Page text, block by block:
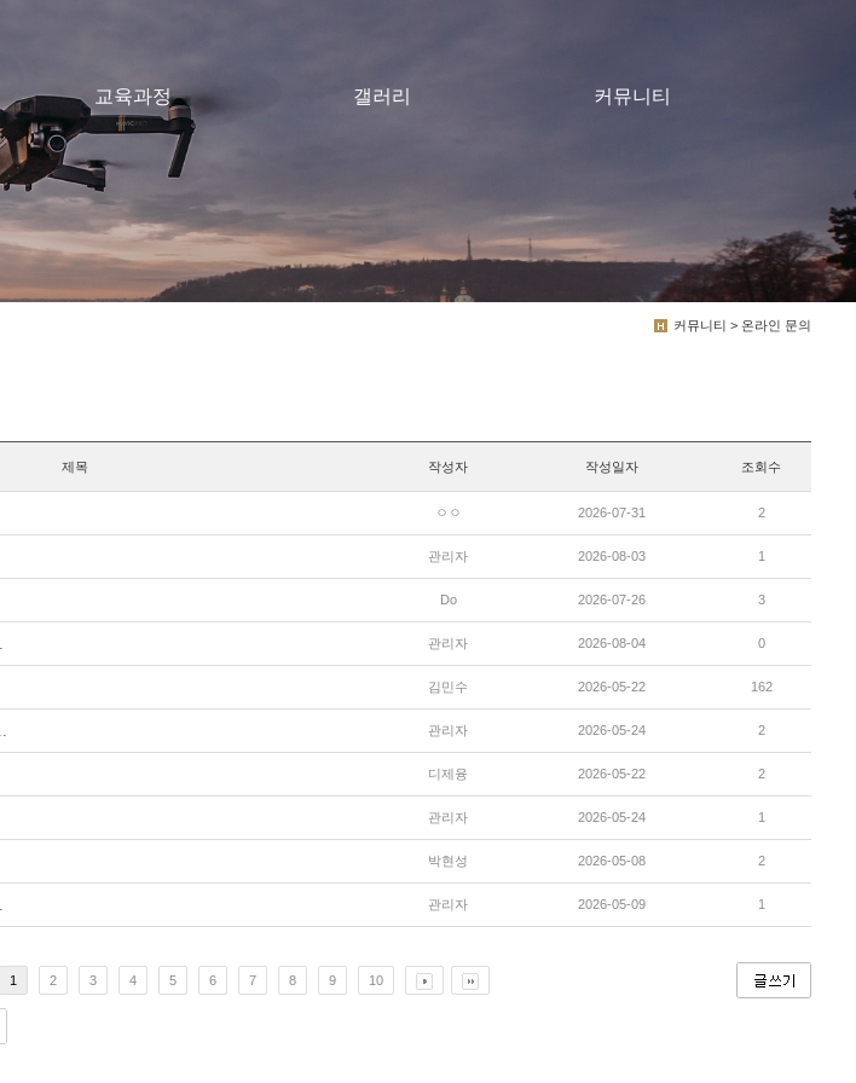
교육과정 갤러리 커뮤니티
커뮤니티 > 온라인 문의
제목 작성자 작성일자 조회수
ㅇㅇ 2026-07-31 2
관리자 2026-08-03 1
Do 2026-07-26 3
관리자 2026-08-04 0
김민수 2026-05-22 162
관리자 2026-05-24 2
디제융 2026-05-22 2
관리자 2026-05-24 1
박현성 2026-05-08 2
관리자 2026-05-09 1
1 2 3 4 5 6 7 8 9 10